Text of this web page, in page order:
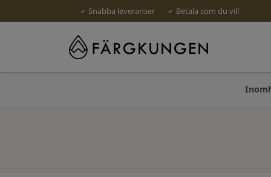
Snabba leveranser Betala som du vill